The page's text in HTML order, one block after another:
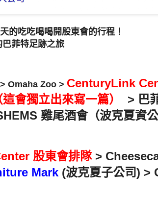
的吃吃喝喝開股東會的行程！
菲特足跡之旅
Omaha Zoo > CenturyLink
會獨立出來寫一篇）
> 巴
雞尾酒會（波克夏資公
股東會排隊 >
Mark (波克夏子公司) >